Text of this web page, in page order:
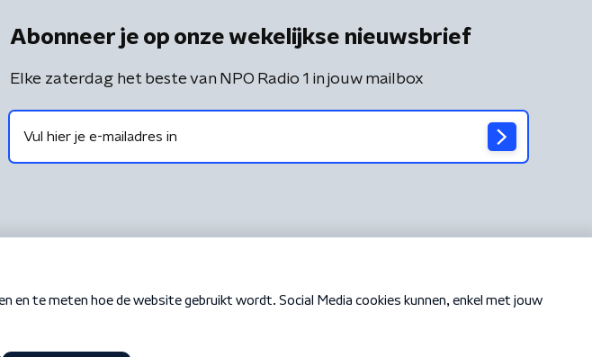
Abonneer je op onze wekelijkse nieuwsbrief
Elke zaterdag het beste van NPO Radio 1 in jouw mailbox